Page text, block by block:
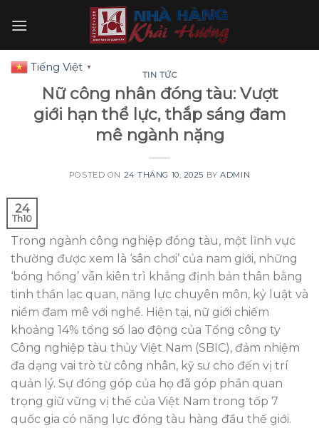
TIN TỨC
Nữ công nhân đóng tàu: Vượt
giới hạn thể lực, thắp sáng đam
mê ngành nặng
POSTED ON 24 THÁNG 10, 2025 BYADMIN
24
Th10
Trong ngành công nghiệp đóng tàu, một lĩnh vực
thường được xem là ‘sân chơi’ của nam giới, những
‘bóng hồng’ vẫn kiên trì khẳng định bản thân bằng
tinh thần lạc quan, năng lực chuyên môn, kỷ luật và
niềm đam mê với nghề. Hiện tại, nữ giới chiếm
khoảng 14% tổng số lao động của Tổng công ty
Công nghiệp tàu thủy Việt Nam (SBIC), đảm nhiệm
đa dạng vai trò từ công nhân, kỹ sư cho đến vị trí
quản lý. Sự đóng góp của họ đã góp phần quan
trọng giữ vững vị thế của Việt Nam trong tốp 7
quốc gia có năng lực đóng tàu hàng đầu thế giới.
Tiếng Việt ▼